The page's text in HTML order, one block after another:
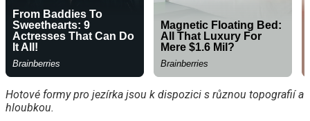
Hotové formy pro jezírka jsou k dispozici s různou topografií a
hloubkou.